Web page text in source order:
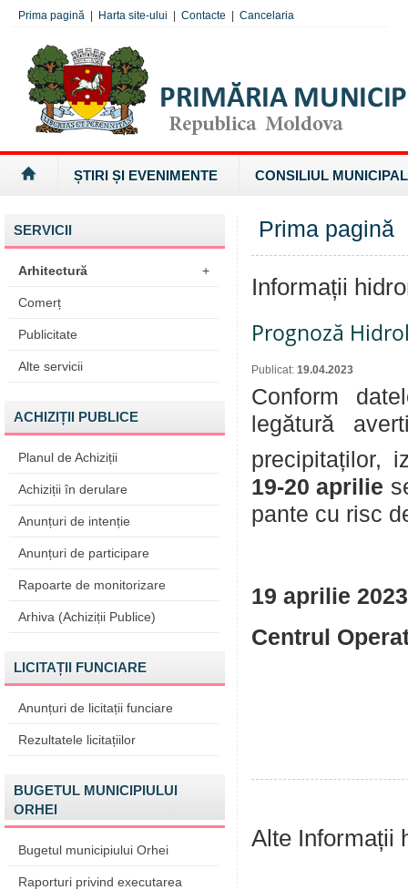
Prima pagină Harta site-ului Contacte Cancelaria
ȘTIRI ȘI EVENIMENTE CONSILIUL MUNICIPAL
SERVICII
Arhitectură +
Comerț
Publicitate
Alte servicii
ACHIZIȚII PUBLICE
Planul de Achiziții
Achiziții în derulare
Anunțuri de intenție
Anunțuri de participare
Rapoarte de monitorizare
Arhiva (Achiziții Publice)
LICITAȚII FUNCIARE
Anunțuri de licitații funciare
Rezultatele licitațiilor
BUGETUL MUNICIPIULUI
ORHEI
Bugetul municipiului Orhei
Raporturi privind executarea
Prima pagină
Informații
Prognoză
Publicat: 19.04.2023
Conform
legătură
precipitaților,
19-20 aprilie
pante cu risc
19 aprilie
Centrul
Alte Informații